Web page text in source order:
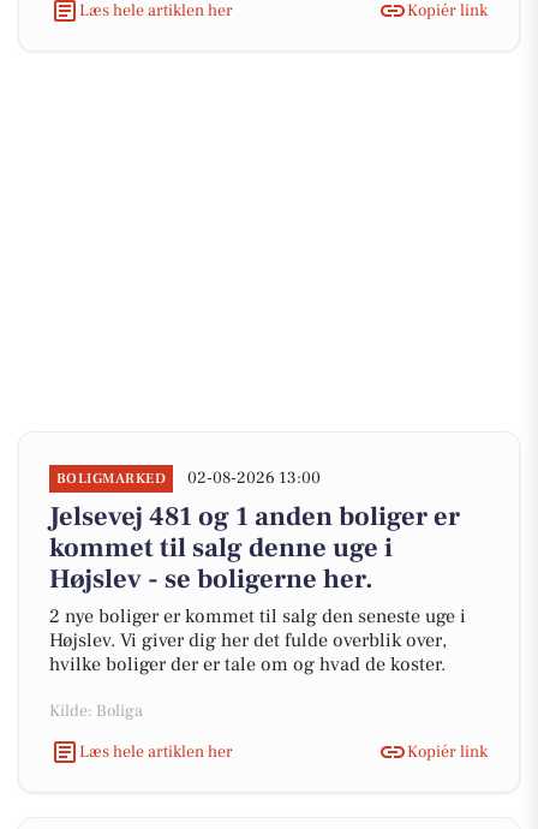
Læs hele artiklen her Kopiér link
BOLIGMARKED 02-08-2026 13:00
Jelsevej 481 og 1 anden boliger er
kommet til salg denne uge i
Højslev - se boligerne her.
2 nye boliger er kommet til salg den seneste uge i
Højslev. Vi giver dig her det fulde overblik over,
hvilke boliger der er tale om og hvad de koster.
Kilde: Boliga
Læs hele artiklen her
Kopiér link